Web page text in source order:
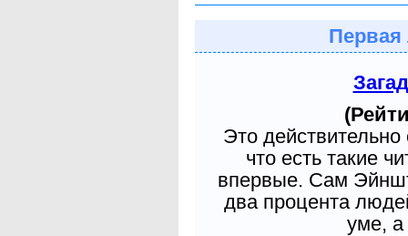
Первая
Это
что есть такие
впервые. Сам
два процента
уме, а